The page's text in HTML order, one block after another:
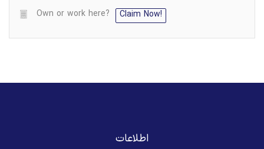
Own or work here? Claim Now!
اطلاعات